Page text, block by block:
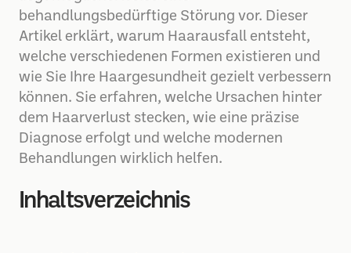
behandlungsbedürftige Störung vor. Dieser
Artikel erklärt, warum Haarausfall entsteht,
welche verschiedenen Formen existieren und
wie Sie Ihre Haargesundheit gezielt verbessern
können. Sie erfahren, welche Ursachen hinter
dem Haarverlust stecken, wie eine präzise
Diagnose erfolgt und welche modernen
Behandlungen wirklich helfen.
Inhaltsverzeichnis